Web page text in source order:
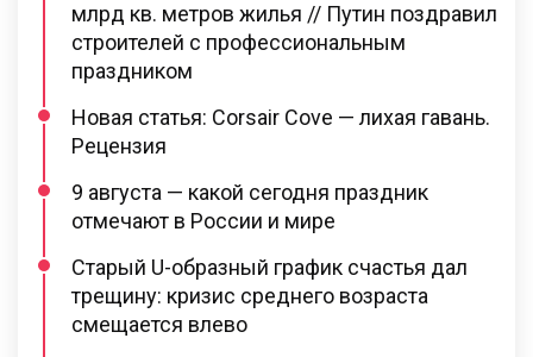
млрд кв. метров жилья // Путин поздравил
строителей с профессиональным
праздником
Новая статья: Corsair Cove — лихая гавань.
Рецензия
9 августа — какой сегодня праздник
отмечают в России и мире
Старый U-образный график счастья дал
трещину: кризис среднего возраста
смещается влево